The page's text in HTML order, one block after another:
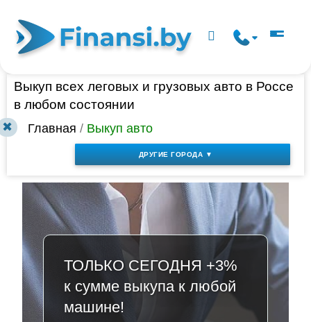
✖
Выкуп всех леговых и грузовых авто в Россе
в любом состоянии
Главная / Выкуп авто
ДРУГИЕ ГОРОДА ▼
ТОЛЬКО СЕГОДНЯ +3%
к сумме выкупа к любой
машине!